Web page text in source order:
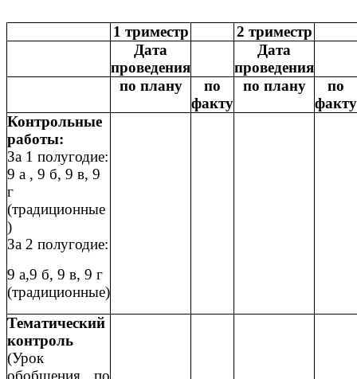
1 триместр
2 триместр
Дата
проведения
Дата
проведения
по плану
по
факту
по плану
по
факту
Контрольные
работы:
За 1 полугодие:
9 а , 9 б, 9 в, 9
г
(традиционные
)
За 2 полугодие:
9 а,9 б, 9 в, 9 г
(традиционные)
Тематический
контроль
(Урок
обобщения по